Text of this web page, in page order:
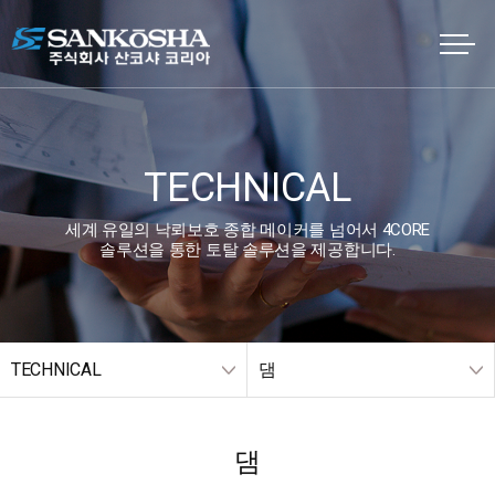
TECHNICAL
세계 유일의 낙뢰보호 종합 메이커를 넘어서 4CORE
솔루션을 통한 토탈 솔루션을 제공합니다.
TECHNICAL 댐
댐